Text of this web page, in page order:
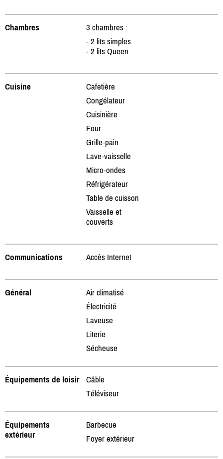
Chambres
3 chambres :
- 2 lits simples
- 2 lits Queen
Cuisine
Cafetière
Congélateur
Cuisinière
Four
Grille-pain
Lave-vaisselle
Micro-ondes
Réfrigérateur
Table de cuisson
Vaisselle et
couverts
Communications Accès Internet
Général
Air climatisé
Électricité
Laveuse
Literie
Sécheuse
Équipements de loisir
Câble
Téléviseur
Équipements
extérieur
Barbecue
Foyer extérieur